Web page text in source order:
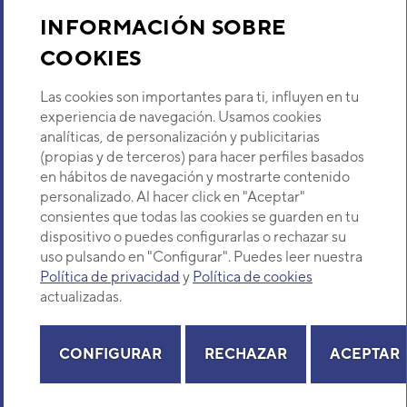
INFORMACIÓN SOBRE
COOKIES
Las cookies son importantes para ti, influyen en tu
experiencia de navegación. Usamos cookies
analíticas, de personalización y publicitarias
(propias y de terceros) para hacer perfiles basados
en hábitos de navegación y mostrarte contenido
personalizado. Al hacer click en "Aceptar"
consientes que todas las cookies se guarden en tu
dispositivo o puedes configurarlas o rechazar su
uso pulsando en "Configurar". Puedes leer nuestra
Política de privacidad y Política de cookies
actualizadas.
CONFIGURAR RECHAZAR ACEPTAR
Descubre Eurofred
Dónde Estamos
¿Buscas un servicio técnico?
Selecciona provincia